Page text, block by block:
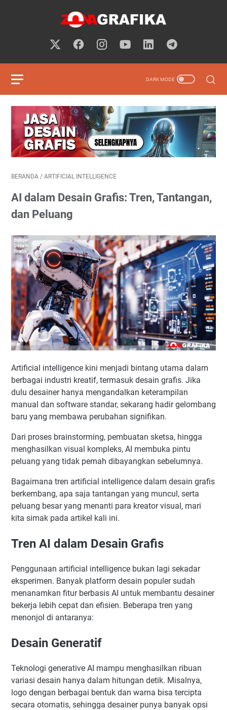
BERANDA / ARTIFICIAL INTELLIGENCE
AI dalam Desain Grafis: Tren, Tantangan,
dan Peluang
Artificial intelligence kini menjadi bintang utama dalam
berbagai industri kreatif, termasuk desain grafis. Jika
dulu desainer hanya mengandalkan keterampilan
manual dan software standar, sekarang hadir gelombang
baru yang membawa perubahan signifikan.
Dari proses brainstorming, pembuatan sketsa, hingga
menghasilkan visual kompleks, AI membuka pintu
peluang yang tidak pernah dibayangkan sebelumnya.
Bagaimana tren artificial intelligence dalam desain grafis
berkembang, apa saja tantangan yang muncul, serta
peluang besar yang menanti para kreator visual, mari
kita simak pada artikel kali ini.
Tren AI dalam Desain Grafis
Penggunaan artificial intelligence bukan lagi sekadar
eksperimen. Banyak platform desain populer sudah
menanamkan fitur berbasis AI untuk membantu desainer
bekerja lebih cepat dan efisien. Beberapa tren yang
menonjol di antaranya:
Desain Generatif
Teknologi generative AI mampu menghasilkan ribuan
variasi desain hanya dalam hitungan detik. Misalnya,
logo dengan berbagai bentuk dan warna bisa tercipta
secara otomatis, sehingga desainer punya banyak opsi